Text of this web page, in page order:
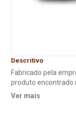
Descritivo
Fabricado pela
produto encontrado
100g, com 110m de
Ver mais